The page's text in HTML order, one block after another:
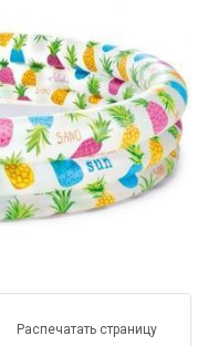
Распечатать страницу